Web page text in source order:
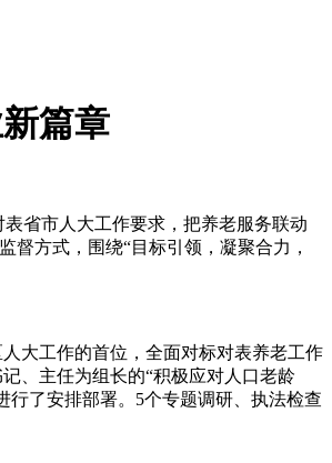
篇章
省市人大工作要求，把养老服务联动
督方式，围绕“目标引领，凝聚合力，
大工作的首位，全面对标对表养老工作
、主任为组长的“积极应对人口老龄
了安排部署。5个专题调研、执法检查